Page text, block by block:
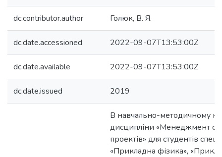
dc.contributor.author Голюк, В. Я.
dc.date.accessioned 2022-09-07T13:53:00Z
dc.date.available 2022-09-07T13:53:00Z
dc.date.issued 2019
В навчально-методичному
дисципліни «Менеджмент
проектів» для студентів
«Прикладна фізика»,